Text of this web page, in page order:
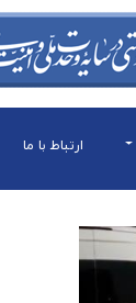
ارتباط با ما